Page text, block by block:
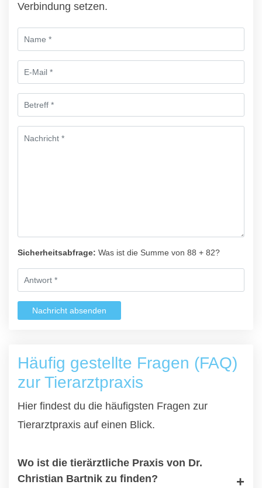
Verbindung setzen.
Sicherheitsabfrage: Was ist die Summe von 88 + 82?
Nachricht absenden
Häufig gestellte Fragen (FAQ)
zur Tierarztpraxis
Hier findest du die häufigsten Fragen zur
Tierarztpraxis auf einen Blick.
Wo ist die tierärztliche Praxis von Dr.
Christian Bartnik zu finden?